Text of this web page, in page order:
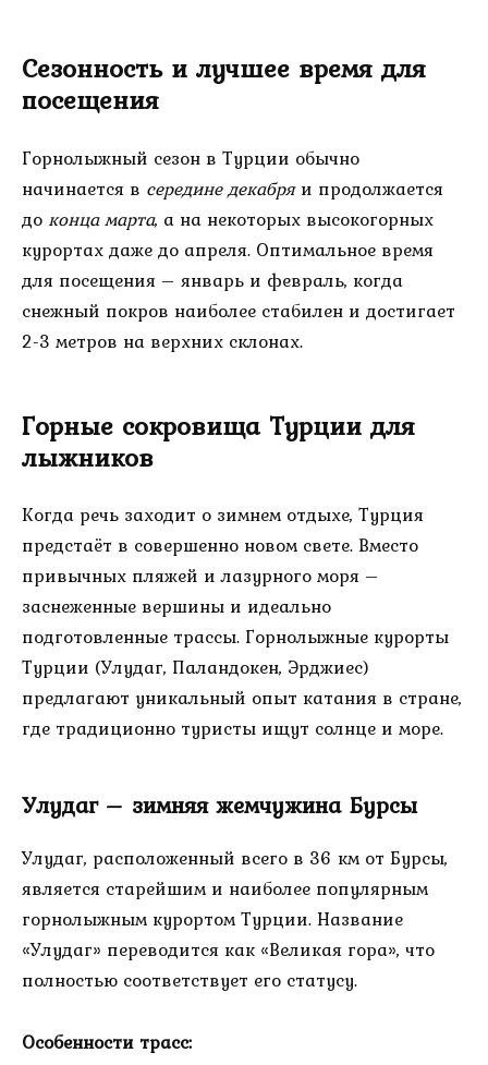
Сезонность и лучшее время для
посещения
Горнолыжный сезон в Турции обычно
начинается в середине декабряи продолжается
до конца марта, а на некоторых высокогорных
курортах даже до апреля. Оптимальное время
для посещения – январь и февраль, когда
снежный покров наиболее стабилен и достигает
2-3 метров на верхних склонах.
Горные сокровища Турции для
лыжников
Когда речь заходит о зимнем отдыхе, Турция
предстаёт в совершенно новом свете. Вместо
привычных пляжей и лазурного моря –
заснеженные вершины и идеально
подготовленные трассы. Горнолыжные курорты
Турции (Улудаг, Паландокен, Эрджиес)
предлагают уникальный опыт катания в стране,
где традиционно туристы ищут солнце и море.
Улудаг – зимняя жемчужина Бурсы
Улудаг, расположенный всего в 36 км от Бурсы,
является старейшим и наиболее популярным
горнолыжным курортом Турции. Название
«Улудаг» переводится как «Великая гора», что
полностью соответствует его статусу.
Особенности трасс: